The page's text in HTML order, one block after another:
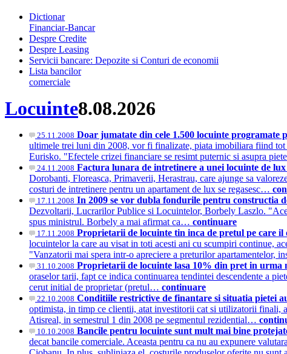
Dictionar
Financiar-Bancar
Despre Credite
Despre Leasing
Servicii bancare: Depozite si Conturi de economii
Lista bancilor
comerciale
Locuinte8.08.2026
25.11.2008 Doar jumatate din cele 1.500 locuinte
ultimele trei luni din 2008, vor fi finalizate, piata imobiliara fiind
Eurisko. "Efectele crizei financiare se resimt puternic si asupra
24.11.2008 Factura lunara de intretinere a unei locuinte de lux
Dorobanti, Floreasca, Primaverii, Herastrau, care ajunge sa
costuri de intretinere pentru un apartament de lux se regasesc…
17.11.2008 In 2009 se vor dubla fondurile pentru constructia
Dezvoltarii, Lucrarilor Publice si Locuintelor, Borbely Laszlo.
spus ministrul. Borbely a mai afirmat ca… continuare
17.11.2008 Proprietarii de locuinte tin inca de pretul pe care
locuintelor la care au visat in toti acesti ani cu scumpiri continue,
"Vanzatorii mai spera intr-o apreciere a preturilor apartamentelor,
31.10.2008 Proprietarii de locuinte lasa 10% din pret in urma
oraselor tarii, fapt ce indica continuarea tendintei descendente a
cerut initial de proprietar (pretul… continuare
22.10.2008 Conditiile restrictive de finantare si situatia pietei
optimista, in timp ce clientii, atat investitorii cat si utilizatorii finali,
Atisreal, in semestrul 1 din 2008 pe segmentul rezidential…
10.10.2008 Bancile pentru locuinte sunt mult mai bine
decat bancile comerciale. Aceasta pentru ca nu au expunere